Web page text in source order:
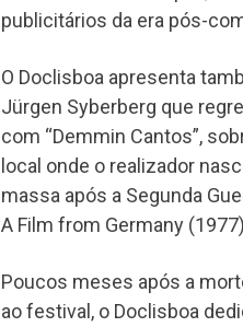
publicitários da era pós-
O Doclisboa apresenta
Jürgen Syberberg que
com “Demmin Cantos”,
local onde o realizador
massa após a Segunda
A Film from Germany
Poucos meses após a
ao festival, o Doclisboa